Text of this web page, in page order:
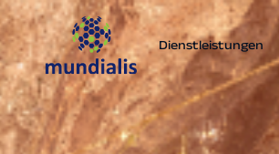
Dienstleistungen